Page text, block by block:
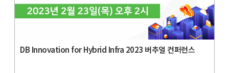
DB Innovation for Hybrid Infra 2023 버추얼 컨퍼런스